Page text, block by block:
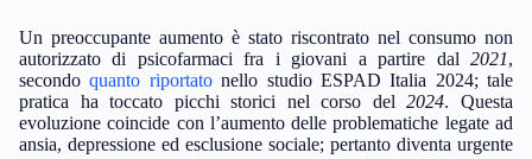
Un preoccupante aumento è stato riscontrato nel consumo non
autorizzato di psicofarmaci fra i giovani a partire dal 2021,
secondoquanto riportatonello studio ESPAD Italia 2024; tale
pratica ha toccato picchi storici nel corso del2024. Questa
evoluzione coincide con l’aumento delle problematiche legate ad
ansia, depressione ed esclusione sociale; pertanto diventa urgente